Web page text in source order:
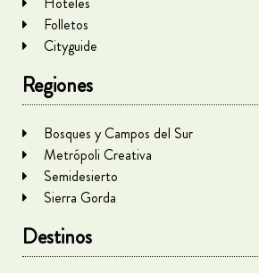
Folletos
Cityguide
Regiones
Bosques y Campos del Sur
Metrópoli Creativa
Semidesierto
Sierra Gorda
Destinos